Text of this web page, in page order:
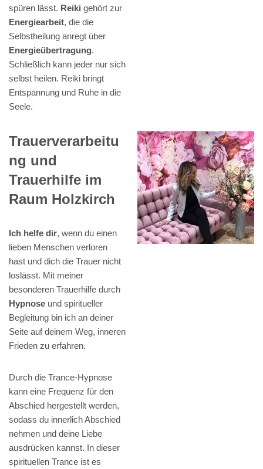
spüren lässt. Reiki gehört zur
Energiearbeit, die die
Selbstheilung anregt über
Energieübertragung.
Schließlich kann jeder nur sich
selbst heilen. Reiki bringt
Entspannung und Ruhe in die
Seele.
Trauerverarbeitu
ng und
Trauerhilfe im
Raum Holzkirch
Ich helfe dir, wenn du einen
lieben Menschen verloren
hast und dich die Trauer nicht
loslässt. Mit meiner
besonderen Trauerhilfe durch
Hypnose und spiritueller
Begleitung bin ich an deiner
Seite auf deinem Weg, inneren
Frieden zu erfahren.
Durch die Trance-Hypnose
kann eine Frequenz für den
Abschied hergestellt werden,
sodass du innerlich Abschied
nehmen und deine Liebe
ausdrücken kannst. In dieser
spirituellen Trance ist es